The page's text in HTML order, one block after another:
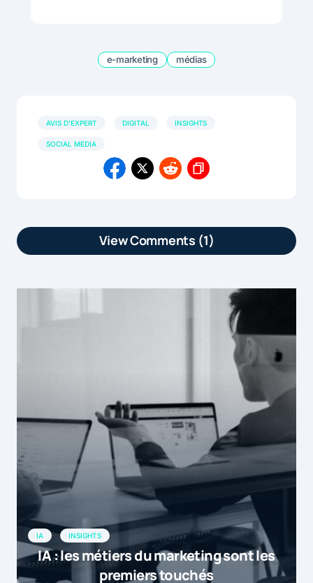
e-marketing médias
AVIS D'EXPERT DIGITAL INSIGHTS
SOCIAL MEDIA
View Comments (1)
invités dans la vie des consommateurs
et du grand public il y a maintenant plus
de 10 ans, les entreprises Françaises
IA INSIGHTS
IA : les métiers du marketing sont les
premiers touchés